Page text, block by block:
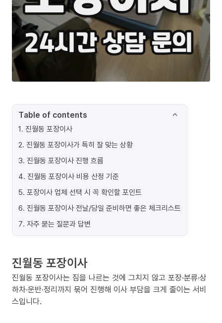
Table of contents
1. 진월동 포장이사
2. 진월동 포장이사가 특히 잘 맞는 상황
3. 진월동 포장이사 진행 흐름
4. 진월동 포장이사 비용 산정 기준
5. 포장이사 업체 선택 시 꼭 확인할 포인트
6. 진월동 포장이사 전날/당일 준비하면 좋은 체크리스트
7. 자주 묻는 질문과 답변
진월동 포장이사
진월동 포장이사는 짐을 나르는 것에 그치지 않고 포장·분류·상
하차·운반·정리까지 묶어 진행해 이사 부담을 크게 줄이는 서비
스입니다.